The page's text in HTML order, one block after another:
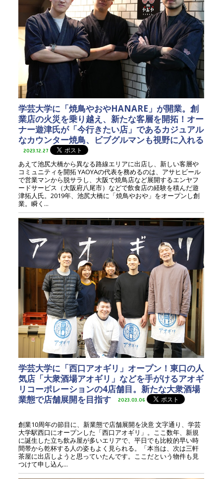
学芸大学に「焼鳥やおやHANARE」が開業。創
業店の火災を乗り越え、新たな客層を開拓！オー
ナー遊津氏が「今行きたい店」であるカジュアル
なカウンター焼鳥、ビブグルマンも視野に入れる
2023.12.27
あえて池尻大橋から異なる路線エリアに出店し、新しい客層や
コミュニティを開拓 YAOYAの代表を務めるのは、アサヒビール
で営業マンから脱サラし、大阪で焼鳥店など展開するエンヤフ
ードサービス（大阪府八尾市）などで飲食店の経験を積んだ遊
津拓人氏。2019年、池尻大橋に「焼鳥やおや」をオープンし創
業。瞬く...
学芸大学に「西口アオギリ」オープン！東口の人
気店「大衆酒場アオギリ」などを手がけるアオギ
リコーポレーションの4店舗目。新たな大衆酒場
業態で店舗展開を目指す
2023.03.06
創業10周年の節目に、新業態で店舗展開を決意 文字通り、学芸
大学駅西口にオープンした「西口アオギリ」。ここ数年、新規
に誕生した立ち飲み屋が多いエリアで、平日でも比較的早い時
間帯から乾杯する人の姿もよく見られる。「本当は、次は三軒
茶屋に出店しようと思っていたんです。ここだという物件も見
つけて申し込ん...